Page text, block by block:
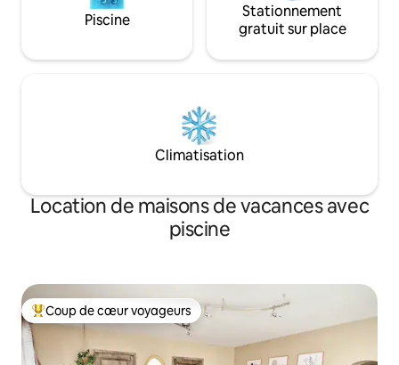
Piscine
Stationnement
gratuit sur place
Climatisation
Location de maisons de vacances avec
piscine
Coups de cœur voyageurs les plus appréciés
Coup de cœur voyageurs